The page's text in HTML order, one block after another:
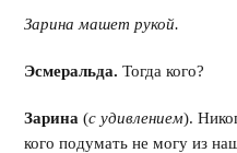
Зарина машет рукой.
Эсмеральда. Тогда кого?
Зарина (с удивлением).
кого подумать не могу из